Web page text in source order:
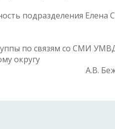
подразделения Елена
по связям со СМИ
округу
А.В.